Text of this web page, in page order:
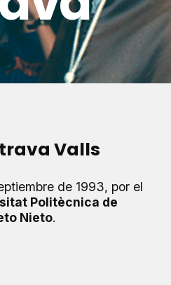
Valls
de 1993, por el
Politècnica de
Nieto.